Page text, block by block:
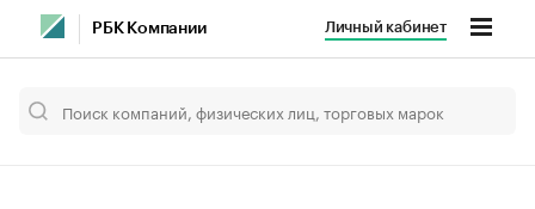
РБК Компании Личный кабинет